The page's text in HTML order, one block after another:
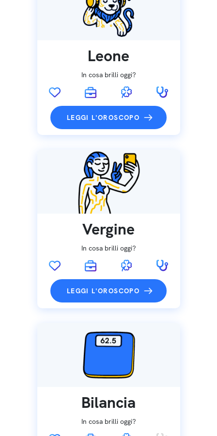
Leone
In cosa brilli oggi?
LEGGI L'OROSCOPO
Vergine
In cosa brilli oggi?
LEGGI L'OROSCOPO
Bilancia
In cosa brilli oggi?